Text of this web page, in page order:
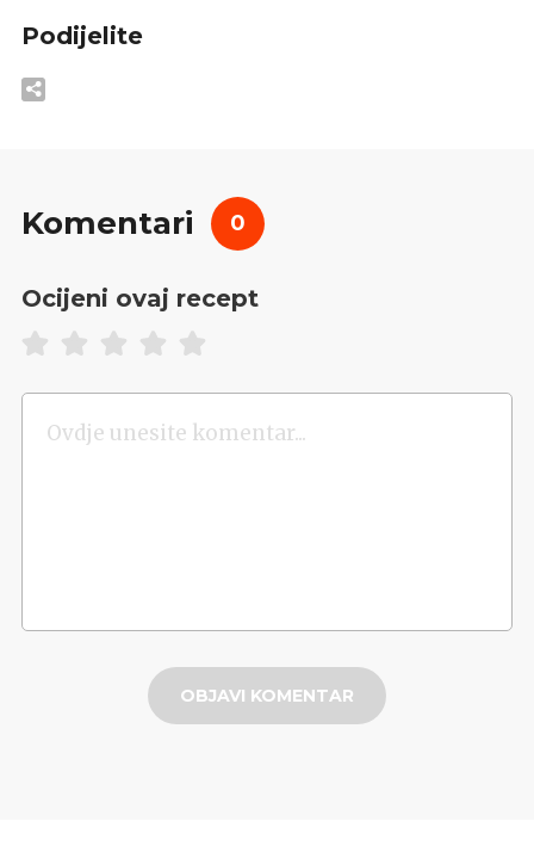
Podijelite
Komentari 0
Ocijeni ovaj recept
OBJAVI KOMENTAR